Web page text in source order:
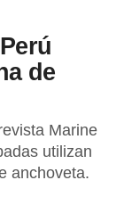
de
Marine
utilizan
anchoveta.